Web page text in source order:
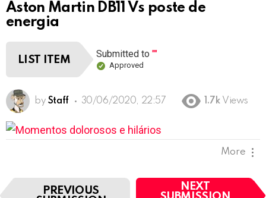
Aston Martin DB11 Vs poste de
energia
LIST ITEM Submitted to""
Approved
by Staff 30/06/2020, 22:57 1.7k Views
More
I
PREVIOUS
NEXT